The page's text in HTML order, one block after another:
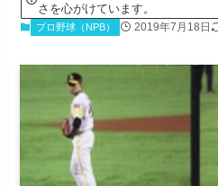
さを心がけています。
プロ野球（NPB） 2019年7月18日